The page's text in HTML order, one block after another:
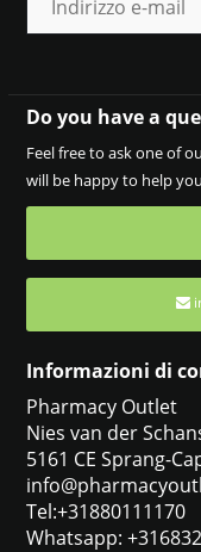
Do you have a
Feel free to ask one of
will be happy to help
Informazioni di
Pharmacy Outlet
Nies van der
5161 CE Sprang-
Tel:+31880111170
Whatsapp: